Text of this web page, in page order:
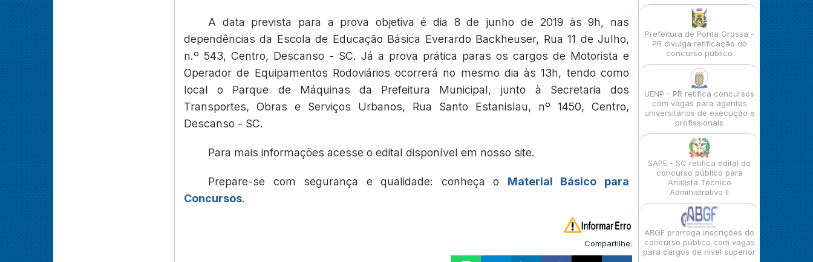
A data prevista para a prova objetiva é dia 8 de junho de 2019 às 9h, nas
dependências da Escola de Educação Básica Everardo Backheuser, Rua 11 de Julho,
n.º 543, Centro, Descanso - SC. Já a prova prática paras os cargos de Motorista e
Operador de Equipamentos Rodoviários ocorrerá no mesmo dia às 13h, tendo como
local o Parque de Máquinas da Prefeitura Municipal, junto à Secretaria dos
Transportes, Obras e Serviços Urbanos, Rua Santo Estanislau, nº 1450, Centro,
Descanso - SC.
Para mais informações acesse o edital disponível em nosso site.
Prepare-se com segurança e qualidade: conheça o Material Básico para
Concursos.
Compartilhe:
Prefeitura de Ponta Grossa -
PR divulga retificação do
concurso público
UENP - PR retifica concursos
com vagas para agentes
universitários de execução e
profissionais
SAPE - SC retifica edital do
concurso público para
Analista Técnico
Administrativo II
ABGF prorroga inscrições do
concurso público com vagas
para cargos de nível superior